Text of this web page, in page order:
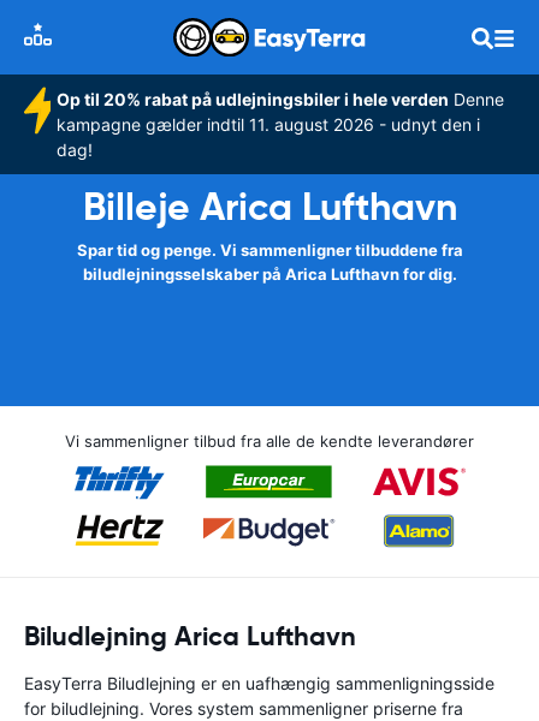
Op til 20% rabat på udlejningsbiler i hele verden Denne
kampagne gælder indtil 11. august 2026 - udnyt den i
dag!
Billeje Arica Lufthavn
Spar tid og penge. Vi sammenligner tilbuddene fra
biludlejningsselskaber på Arica Lufthavn for dig.
Vi sammenligner tilbud fra alle de kendte leverandører
Biludlejning Arica Lufthavn
EasyTerra Biludlejning er en uafhængig sammenligningsside
for biludlejning. Vores system sammenligner priserne fra